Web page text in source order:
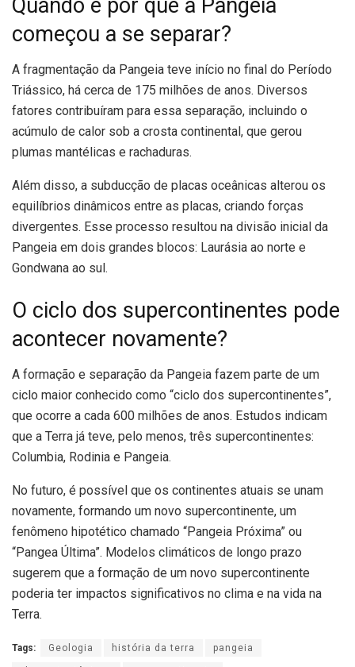
Quando e por que a Pangeia
começou a se separar?
A fragmentação da Pangeia teve início no final do Período
Triássico, há cerca de 175 milhões de anos. Diversos
fatores contribuíram para essa separação, incluindo o
acúmulo de calor sob a crosta continental, que gerou
plumas mantélicas e rachaduras.
Além disso, a subducção de placas oceânicas alterou os
equilíbrios dinâmicos entre as placas, criando forças
divergentes. Esse processo resultou na divisão inicial da
Pangeia em dois grandes blocos: Laurásia ao norte e
Gondwana ao sul.
O ciclo dos supercontinentes pode
acontecer novamente?
A formação e separação da Pangeia fazem parte de um
ciclo maior conhecido como “ciclo dos supercontinentes”,
que ocorre a cada 600 milhões de anos. Estudos indicam
que a Terra já teve, pelo menos, três supercontinentes:
Columbia, Rodinia e Pangeia.
No futuro, é possível que os continentes atuais se unam
novamente, formando um novo supercontinente, um
fenômeno hipotético chamado “Pangeia Próxima” ou
“Pangea Última”. Modelos climáticos de longo prazo
sugerem que a formação de um novo supercontinente
poderia ter impactos significativos no clima e na vida na
Terra.
Tags: Geologia história da terra pangeia